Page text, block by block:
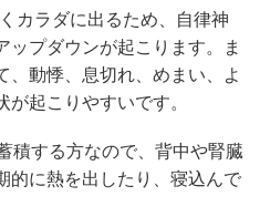
カラダに出るため、自律神
ップダウンが起こります。ま
、動悸、息切れ、めまい、よ
が起こりやすいです。
積する方なので、背中や腎臓
的に熱を出したり、寝込んで